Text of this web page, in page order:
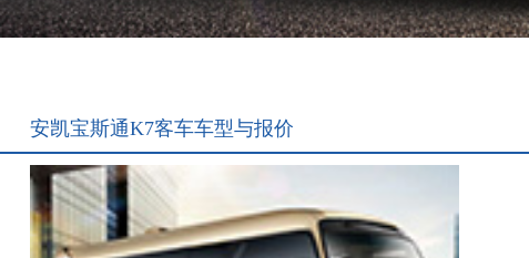
安凯宝斯通K7客车车型与报价